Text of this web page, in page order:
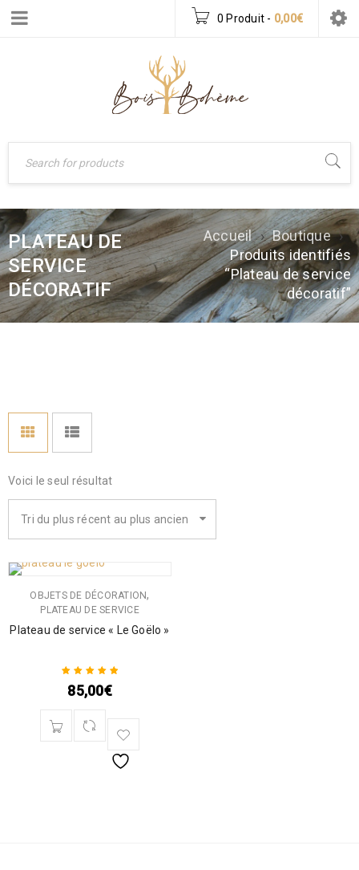
0 Produit - 0,00€
PLATEAU DE
SERVICE
DÉCORATIF
Accueil › Boutique ›
Produits identifiés
“Plateau de service
décoratif”
Voici le seul résultat
Tri du plus récent au plus ancien
OBJETS DE DÉCORATION,
PLATEAU DE SERVICE
Plateau de service « Le Goëlo »
Note5.00sur
85,00€